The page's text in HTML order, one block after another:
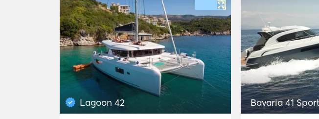
Lagoon 42 Bavaria 41